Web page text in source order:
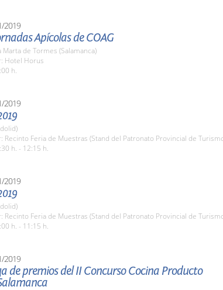
2019
Apícolas de COAG
Marta de Tormes (Salamanca)
Hotel Horus
h.
2019
Recinto Feria de Muestras (Stand del Patronato Provincial de
h. - 12:15 h.
2019
Recinto Feria de Muestras (Stand del Patronato Provincial de
h. - 11:15 h.
2019
de premios del II Concurso Cocina Producto